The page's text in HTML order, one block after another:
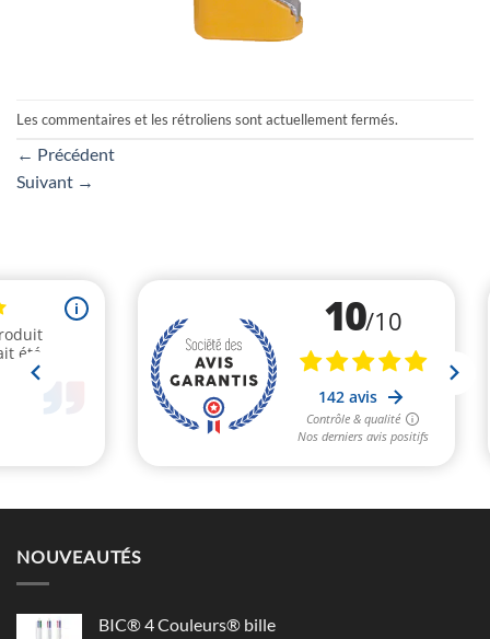
Les commentaires et les rétroliens sont actuellement fermés.
← Précédent
Suivant →
NOUVEAUTÉS
BIC® 4 Couleurs® bille